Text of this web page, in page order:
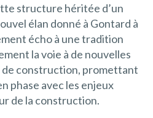
structure héritée d’un
élan donné à Gontard à
écho à une tradition
la voie à de nouvelles
construction, promettant
phase avec les enjeux
de la construction.